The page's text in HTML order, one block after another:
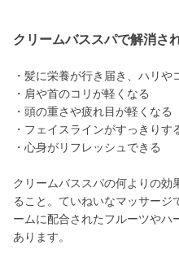
クリームバススパで解消さ
・髪に栄養が行き届き、ハリや
・肩や首のコリが軽くなる
・頭の重さや疲れ目が軽くなる
・フェイスラインがすっきりす
・心身がリフレッシュできる
クリームバススパの何よりの効
ること。ていねいなマッサージ
ームに配合されたフルーツやハ
あります。